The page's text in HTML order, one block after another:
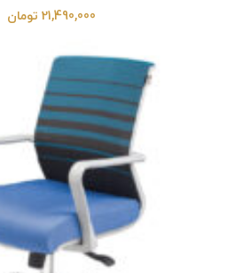
21,490,000 تومان